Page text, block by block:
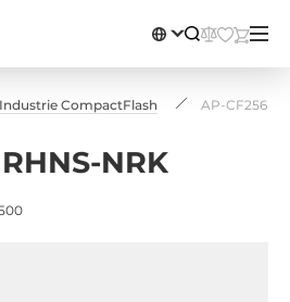
Industrie CompactFlash AP-
NRK